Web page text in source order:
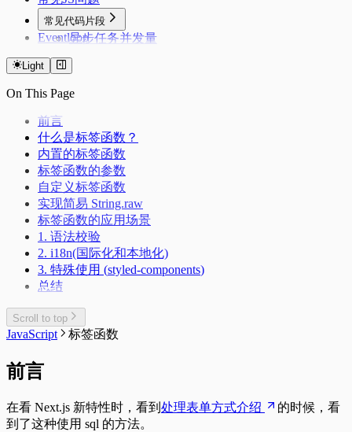
常见代码片段
异步任务并发量
Deduplication
Longest Substring
反转链表
三数之和
Eventloop
Light
On This Page
前言
什么是标签函数？
内置的标签函数
标签函数的参数
自定义标签函数
实现简易 String.raw
标签函数的应用场景
1. 语法校验
2. i18n(国际化和本地化)
3. 特殊使用 (styled-components)
总结
Scroll to top
JavaScript 标签函数
前言
在看 Next.js 新特性时，看到 处理表单方式介绍
的时候，看
到了这种使用 sql 的方法。